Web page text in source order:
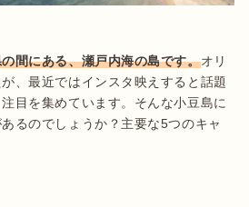
間にある、瀬戸内海の島です。オリ
、最近ではインスタ映えすると話題
目を集めています。そんな小豆島に
るのでしょうか？主要な5つのキャ